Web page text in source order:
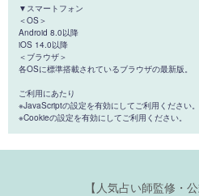
▼スマートフォン
＜OS＞
Android 8.0以降
iOS 14.0以降
＜ブラウザ＞
各OSに標準搭載されているブラウザの最新版。
ご利用にあたり
※JavaScriptの設定を有効にしてご利用ください。
※Cookieの設定を有効にしてご利用ください。
【人気占い師監修・